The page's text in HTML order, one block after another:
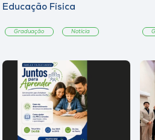
Educação Física
Graduação Notícia